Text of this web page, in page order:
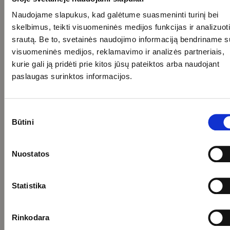
Naudojame slapukus, kad galėtume suasmeninti turinį bei
skelbimus, teikti visuomeninės medijos funkcijas ir analizuoti
srautą. Be to, svetainės naudojimo informaciją bendriname
visuomeninės medijos, reklamavimo ir analizės partneriais,
kurie gali ją pridėti prie kitos jūsų pateiktos arba naudojant
paslaugas surinktos informacijos.
pasirinkimas
Būtini
Nuostatos
Statistika
Rinkodara
k
a
i
n
a
ir
k
ė
j
o
a
i
a
o
k
i
o
k
i
n
a
i
n
a
j
o
k
a
i
a
k
a
i
n
a
a